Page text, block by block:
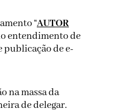
“AUTOR
entendimento de
publicação de e-
na massa da
de delegar.